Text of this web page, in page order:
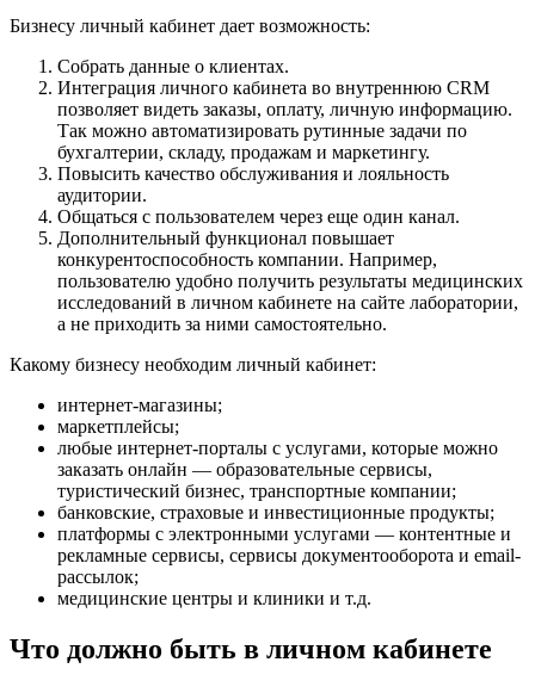
Бизнесу личный кабинет дает возможность:
Собрать данные о клиентах.
Интеграция личного кабинета во внутреннюю CRM
позволяет видеть заказы, оплату, личную информацию.
Так можно автоматизировать рутинные задачи по
бухгалтерии, складу, продажам и маркетингу.
Повысить качество обслуживания и лояльность
аудитории.
Общаться с пользователем через еще один канал.
Дополнительный функционал повышает
конкурентоспособность компании. Например,
пользователю удобно получить результаты медицинских
исследований в личном кабинете на сайте лаборатории,
а не приходить за ними самостоятельно.
Какому бизнесу необходим личный кабинет:
интернет-магазины;
маркетплейсы;
любые интернет-порталы с услугами, которые можно
заказать онлайн — образовательные сервисы,
туристический бизнес, транспортные компании;
банковские, страховые и инвестиционные продукты;
платформы с электронными услугами — контентные и
рекламные сервисы, сервисы документооборота и email-
рассылок;
медицинские центры и клиники и т.д.
Что должно быть в личном кабинете